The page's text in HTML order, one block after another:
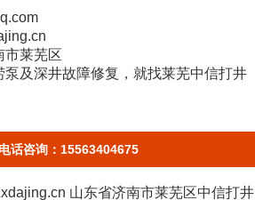
市莱芜区
及深井故障修复，就找莱芜中信打井
话咨询：15563404675
山东省济南市莱芜区中信打井